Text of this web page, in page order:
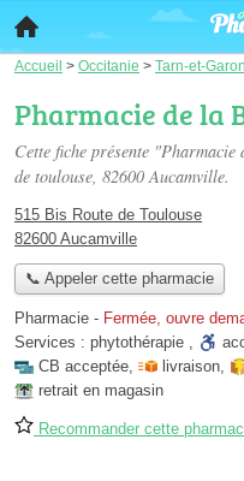
Accueil > Occitanie > Tarn-et-
Pharmacie de la
Cette fiche présente
de toulouse, 82600 Aucamville.
515 Bis Route de Toulouse
82600 Aucamville
📞 Appeler cette pharmacie
Pharmacie - Fermée, ouvre
Services : phytothérapie ,
CB acceptée, livraison,
retrait en magasin
Recommander cette